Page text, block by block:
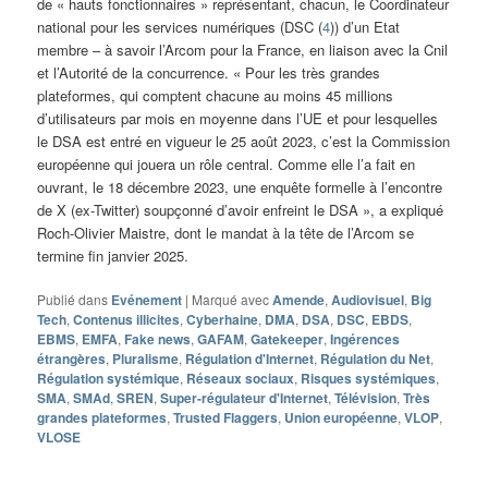
national pour les services numériques (DSC (4)) d’un Etat
membre – à savoir l’Arcom pour la France, en liaison avec la Cnil
et l’Autorité de la concurrence. « Pour les très grandes
plateformes, qui comptent chacune au moins 45 millions
d’utilisateurs par mois en moyenne dans l’UE et pour lesquelles
le DSA est entré en vigueur le 25 août 2023, c’est la Commission
européenne qui jouera un rôle central. Comme elle l’a fait en
ouvrant, le 18 décembre 2023, une enquête formelle à l’encontre
de X (ex-Twitter) soupçonné d’avoir enfreint le DSA », a expliqué
Roch-Olivier Maistre, dont le mandat à la tête de l’Arcom se
termine fin janvier 2025.
Publié dans Evénement | Marqué avecAmende,Audiovisuel, Big
Tech,Contenus illicites,Cyberhaine, DMA, DSA, DSC, EBDS,
EBMS, EMFA, Fake news,GAFAM,Gatekeeper,Ingérences
étrangères, Pluralisme, Régulation d'Internet, Régulation du Net,
Régulation systémique, Réseaux sociaux, Risques systémiques,
SMA,SMAd,SREN,Super-régulateur d'Internet,Télévision,Très
grandes plateformes,Trusted Flaggers, Union européenne,VLOP,
VLOSE